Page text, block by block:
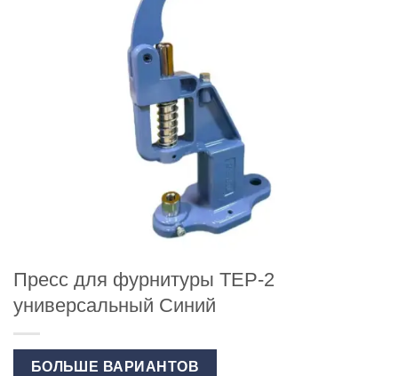
Пресс для фурнитуры ТЕР-2
универсальный Синий
БОЛЬШЕ ВАРИАНТОВ